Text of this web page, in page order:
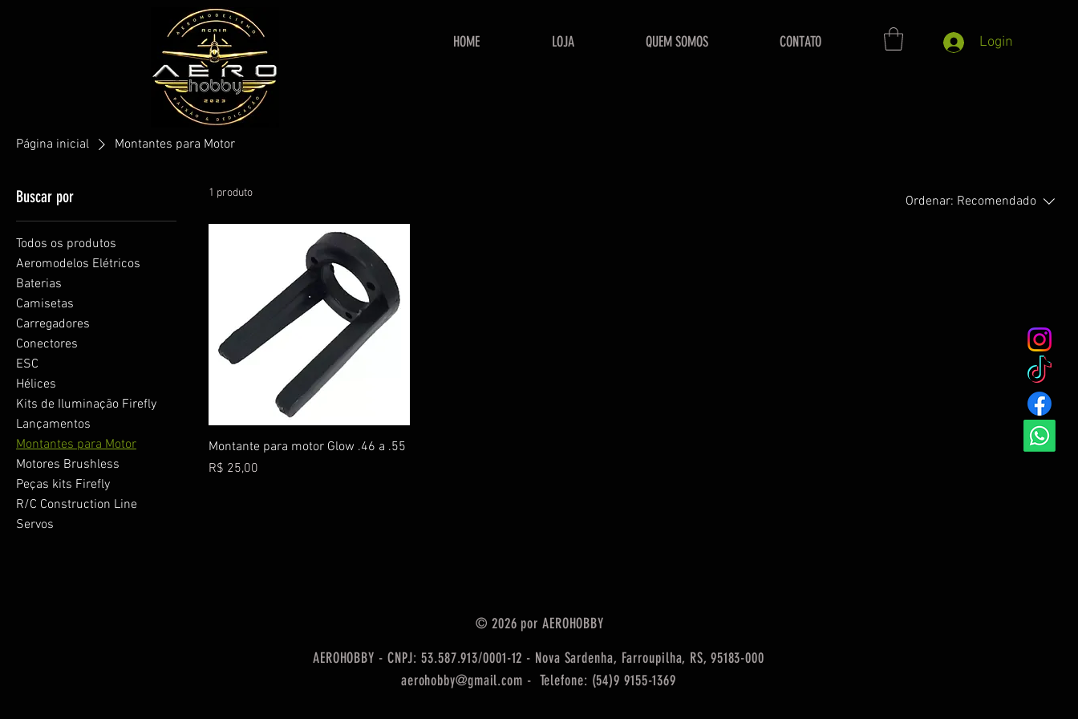
HOME LOJA QUEM SOMOS CONTATO Login
Página inicial Montantes para Motor
Buscar por
Todos os produtos
Aeromodelos Elétricos
Baterias
Camisetas
Carregadores
Conectores
ESC
Hélices
Kits de Iluminação Firefly
Lançamentos
Montantes para Motor
Motores Brushless
Peças kits Firefly
R/C Construction Line
Servos
1 produto
Ordenar: Recomendado
Montante para motor Glow .46 a .55
Preço
R$ 25,00
© 2026 por AEROHOBBY
AEROHOBBY - CNPJ: 53.587.913/0001-12 - Nova Sardenha, Farroupilha, RS, 95183-000
aerohobby@gmail.com - Telefone: (54)9 9155-1369